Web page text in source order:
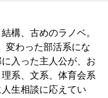
構、古めのラノベ。
変わった部活系にな
入った主人公が、お
系、文系、体育会系
生相談に応えてい